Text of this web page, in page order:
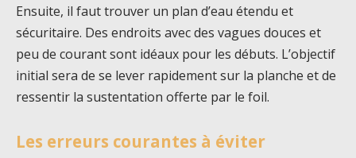
Ensuite, il faut trouver un plan d’eau étendu et
sécuritaire. Des endroits avec des vagues douces et
peu de courant sont idéaux pour les débuts. L’objectif
initial sera de se lever rapidement sur la planche et de
ressentir la sustentation offerte par le foil.
Les erreurs courantes à éviter